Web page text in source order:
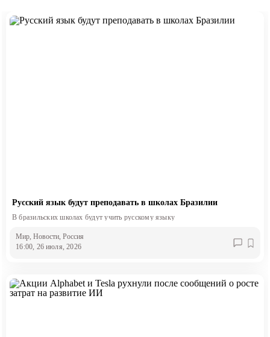
Русский язык будут преподавать в школах Бразилии
В бразильских школах будут учить русскому языку
Мир , Новости , Россия
16:00, 26 июля, 2026